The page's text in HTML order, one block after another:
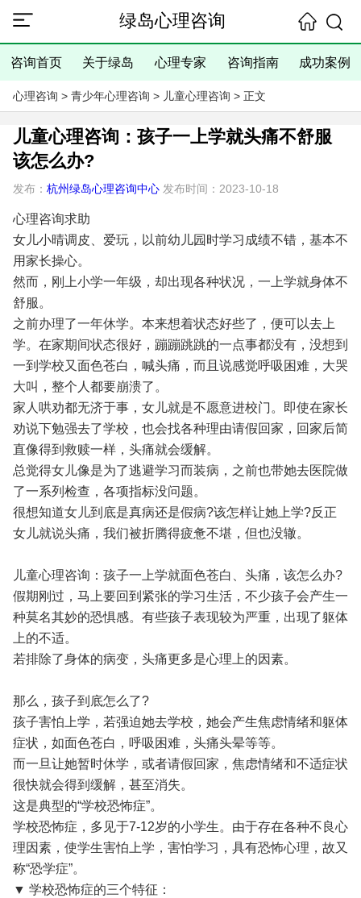
绿岛心理咨询
咨询首页 关于绿岛 心理专家 咨询指南 成功案例
心理咨询 > 青少年心理咨询 > 儿童心理咨询 > 正文
儿童心理咨询：孩子一上学就头痛不舒服
该怎么办?
发布： 杭州绿岛心理咨询中心发布时间：2023-10-18
心理咨询求助
女儿小晴调皮、爱玩，以前幼儿园时学习成绩不错，基本不
用家长操心。
然而，刚上小学一年级，却出现各种状况，一上学就身体不
舒服。
之前办理了一年休学。本来想着状态好些了，便可以去上
学。在家期间状态很好，蹦蹦跳跳的一点事都没有，没想到
一到学校又面色苍白，喊头痛，而且说感觉呼吸困难，大哭
大叫，整个人都要崩溃了。
家人哄劝都无济于事，女儿就是不愿意进校门。即使在家长
劝说下勉强去了学校，也会找各种理由请假回家，回家后简
直像得到救赎一样，头痛就会缓解。
总觉得女儿像是为了逃避学习而装病，之前也带她去医院做
了一系列检查，各项指标没问题。
很想知道女儿到底是真病还是假病?该怎样让她上学?反正
女儿就说头痛，我们被折腾得疲惫不堪，但也没辙。
儿童心理咨询：孩子一上学就面色苍白、头痛，该怎么办?
假期刚过，马上要回到紧张的学习生活，不少孩子会产生一
种莫名其妙的恐惧感。有些孩子表现较为严重，出现了躯体
上的不适。
若排除了身体的病变，头痛更多是心理上的因素。
那么，孩子到底怎么了?
孩子害怕上学，若强迫她去学校，她会产生焦虑情绪和躯体
症状，如面色苍白，呼吸困难，头痛头晕等等。
而一旦让她暂时休学，或者请假回家，焦虑情绪和不适症状
很快就会得到缓解，甚至消失。
这是典型的“学校恐怖症”。
学校恐怖症，多见于7-12岁的小学生。由于存在各种不良心
理因素，使学生害怕上学，害怕学习，具有恐怖心理，故又
称“恐学症”。
▼ 学校恐怖症的三个特征：